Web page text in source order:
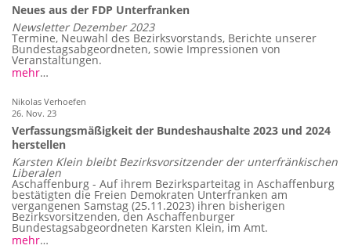
Neues aus der FDP Unterfranken
Newsletter Dezember 2023
Termine, Neuwahl des Bezirksvorstands, Berichte unserer
Bundestagsabgeordneten, sowie Impressionen von
Veranstaltungen.
mehr…
Nikolas Verhoefen
26. Nov. 23
Verfassungsmäßigkeit der Bundeshaushalte 2023 und 2024
herstellen
Karsten Klein bleibt Bezirksvorsitzender der unterfränkischen
Liberalen
Aschaffenburg - Auf ihrem Bezirksparteitag in Aschaffenburg
bestätigten die Freien Demokraten Unterfranken am
vergangenen Samstag (25.11.2023) ihren bisherigen
Bezirksvorsitzenden, den Aschaffenburger
Bundestagsabgeordneten Karsten Klein, im Amt.
mehr…